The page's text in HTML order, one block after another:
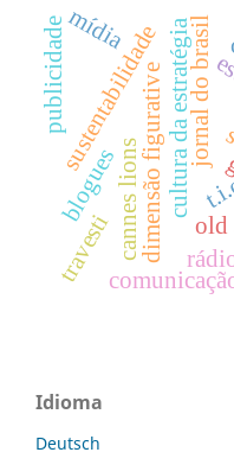
cultura da estratégia
dimensão figurative
sustentabilidadejornal do brasil
publicidade
old
cannes lions
mídia
blogues
travesti
Idioma
Deutsch